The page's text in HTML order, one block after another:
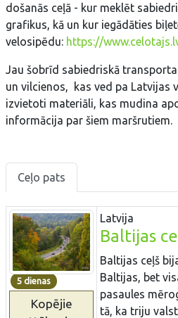
došanās ceļā - kur meklēt
grafikus, kā un kur iegādāties
velosipēdu: https://
Jau šobrīd sabiedriskā
un vilcienos, kas ved pa Latvijas
izvietoti materiāli, kas mudina
informācija par šiem maršrutiem.
Ceļo pats
5 dienas
Kopējie
Latvija
Baltijas
Baltijas ceļš
Baltijas, bet
pasaules
tā, ka triju